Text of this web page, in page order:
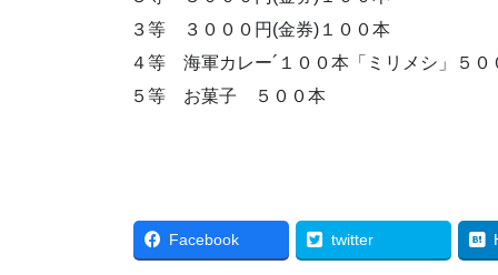
３等 ３０００円(金券)１００本
４等 海軍カレー´１００本「ミリメシ」５０
５等 お菓子 ５００本
Facebook twitter